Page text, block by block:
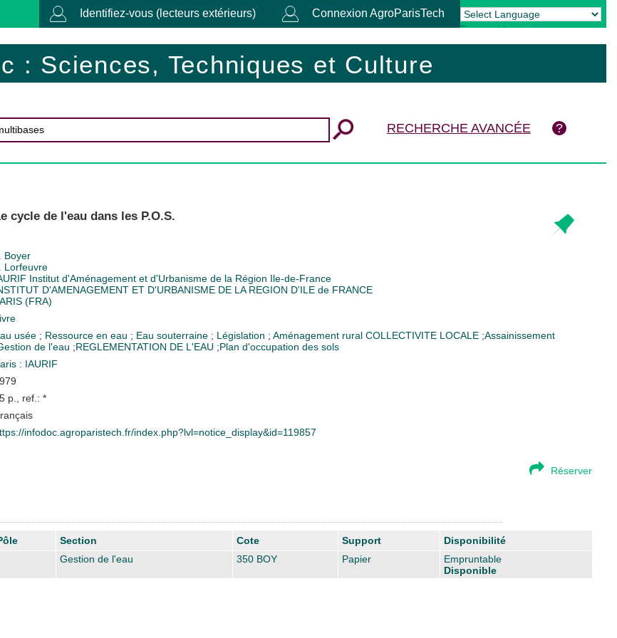
Identifiez-vous (lecteurs extérieurs) Connexion AgroParisTech
Powered by Translate
: Sciences, Techniques et Culture
RECHERCHE AVANCÉE
cycle de l'eau dans les P.O.S.
Boyer
Lorfeuvre
Institut d'Aménagement et d'Urbanisme de la Région Ile-de-France
D'AMENAGEMENT ET D'URBANISME DE LA REGION D'ILE de FRANCE
(FRA)
usée ; Ressource en eau ; Eau souterraine ; Législation ; Aménagement rural COLLECTIVITE LOCALE ;Assainissement
de l'eau ;REGLEMENTATION DE L'EAU ;Plan d'occupation des sols
: IAURIF
p., ref.: *
infodoc.agroparistech.fr/index.php?lvl=notice_display&id=119857
Réserver
Section Cote Support
Disponibilité
Gestion de l'eau 350 BOY Papier
Empruntable
Disponible